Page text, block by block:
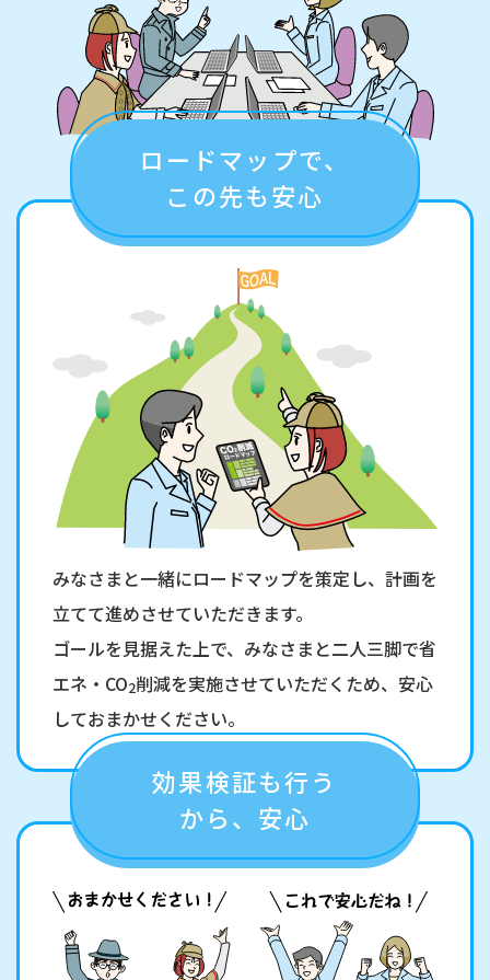
ロードマップで、
この先も安心
みなさまと一緒にロードマップを策定し、計画を
立てて進めさせていただきます。
ゴールを見据えた上で、みなさまと二人三脚で省
エネ・CO2削減を実施させていただくため、安心
しておまかせください。
効果検証も行う
から、安心